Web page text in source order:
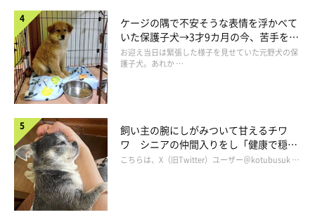
飼い主さんは、Renくんの成長を嬉しく思いながら見守っている
そうです。
ケージの隅で不安そうな表情を浮かべて
いた保護子犬→3才9カ月の今、苦手を克
服し頼もしいコに成長！
お迎え当日は緊張した様子を見せていた元野犬の保
護子犬。あれか …
飼い主の腕にしがみついて甘えるチワ
ワ シニアの仲間入りをし「健康で穏や
かな暮らしが続いてほしい」と願う
こちらは、X（旧Twitter）ユーザー＠kotubusuk …